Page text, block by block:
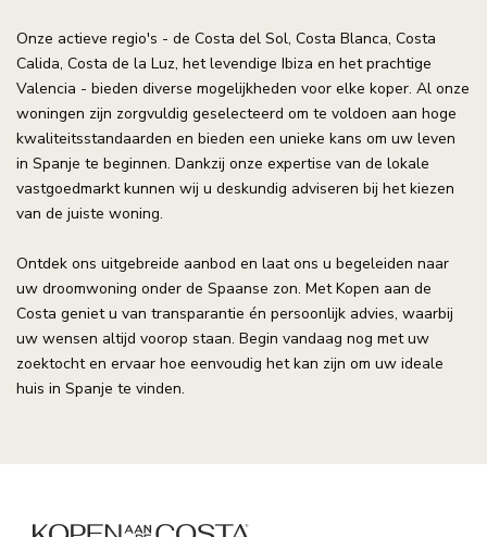
Onze actieve regio's - de Costa del Sol, Costa Blanca, Costa
Calida, Costa de la Luz, het levendige Ibiza en het prachtige
Valencia - bieden diverse mogelijkheden voor elke koper. Al onze
woningen zijn zorgvuldig geselecteerd om te voldoen aan hoge
kwaliteitsstandaarden en bieden een unieke kans om uw leven
in Spanje te beginnen. Dankzij onze expertise van de lokale
vastgoedmarkt kunnen wij u deskundig adviseren bij het kiezen
van de juiste woning.
Ontdek ons uitgebreide aanbod en laat ons u begeleiden naar
uw droomwoning onder de Spaanse zon. Met Kopen aan de
Costa geniet u van transparantie én persoonlijk advies, waarbij
uw wensen altijd voorop staan. Begin vandaag nog met uw
zoektocht en ervaar hoe eenvoudig het kan zijn om uw ideale
huis in Spanje te vinden.